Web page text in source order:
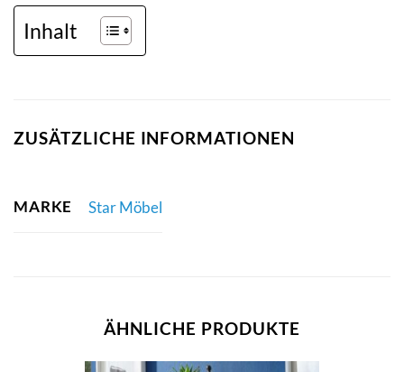
Inhalt
ZUSÄTZLICHE INFORMATIONEN
MARKE Star Möbel
ÄHNLICHE PRODUKTE